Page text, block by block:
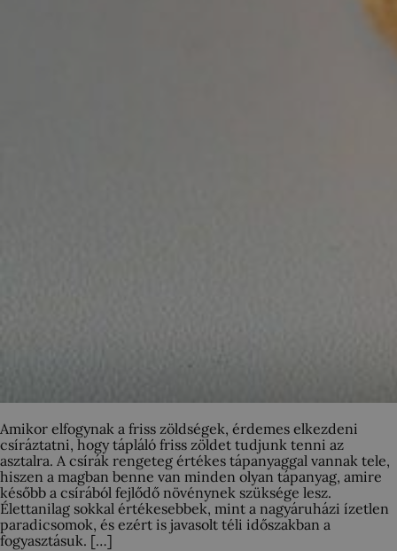
Amikor elfogynak a friss zöldségek, érdemes elkezdeni
csíráztatni, hogy tápláló friss zöldet tudjunk tenni az
asztalra. A csírák rengeteg értékes tápanyaggal vannak tele,
hiszen a magban benne van minden olyan tápanyag, amire
később a csírából fejlődő növénynek szüksége lesz.
Élettanilag sokkal értékesebbek, mint a nagyáruházi ízetlen
paradicsomok, és ezért is javasolt téli időszakban a
fogyasztásuk. […]